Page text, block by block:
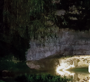
to
content